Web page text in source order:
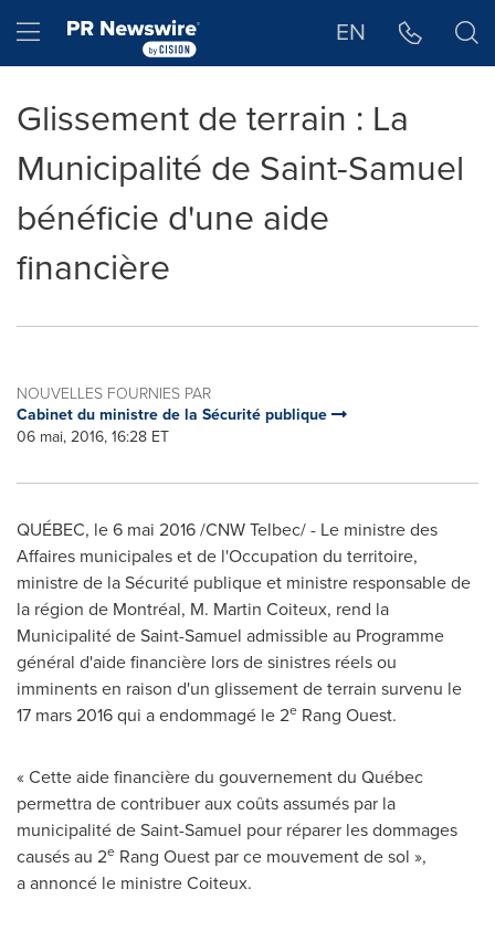
Hamburger menu EN
Glissement de terrain : La
Municipalité de Saint-Samuel
bénéficie d'une aide
financière
NOUVELLES FOURNIES PAR
Cabinet du ministre de la Sécurité publique
06 mai, 2016, 16:28 ET
QUÉBEC, le 6 mai 2016 /CNW Telbec/ - Le ministre des
Affaires municipales et de l'Occupation du territoire,
ministre de la Sécurité publique et ministre responsable de
la région de Montréal, M. Martin Coiteux, rend la
Municipalité de Saint-Samuel admissible au Programme
général d'aide financière lors de sinistres réels ou
imminents en raison d'un glissement de terrain survenu le
17 mars 2016 qui a endommagé le 2e Rang Ouest.
« Cette aide financière du gouvernement du Québec
permettra de contribuer aux coûts assumés par la
municipalité de Saint-Samuel pour réparer les dommages
causés au 2e Rang Ouest par ce mouvement de sol »,
a annoncé le ministre Coiteux.